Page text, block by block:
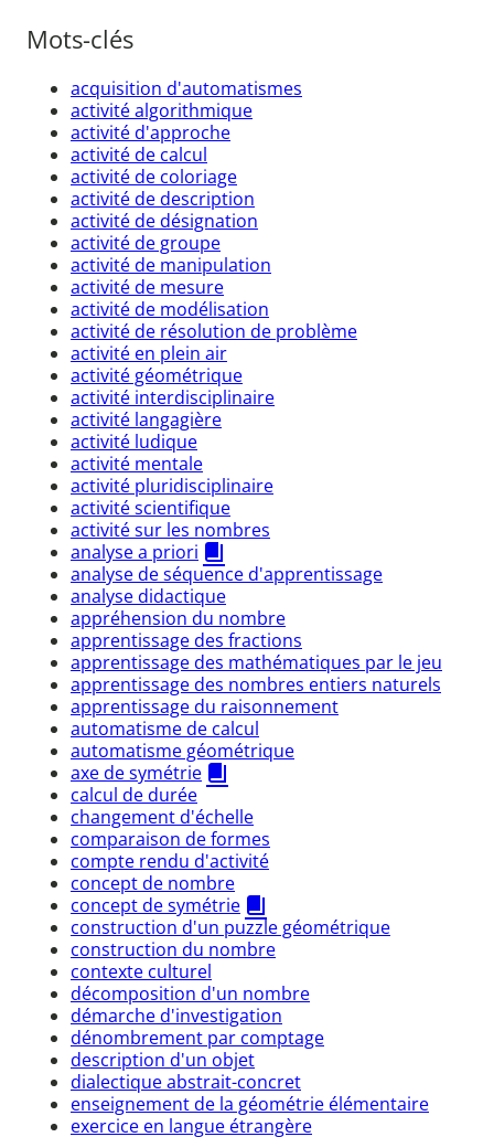
Mots-clés
acquisition d'automatismes
activité algorithmique
activité d'approche
activité de calcul
activité de coloriage
activité de description
activité de désignation
activité de groupe
activité de manipulation
activité de mesure
activité de modélisation
activité de résolution de problème
activité en plein air
activité géométrique
activité interdisciplinaire
activité langagière
activité ludique
activité mentale
activité pluridisciplinaire
activité scientifique
activité sur les nombres
analyse a priori
analyse de séquence d'apprentissage
analyse didactique
appréhension du nombre
apprentissage des fractions
apprentissage des mathématiques par le jeu
apprentissage des nombres entiers naturels
apprentissage du raisonnement
automatisme de calcul
automatisme géométrique
axe de symétrie
calcul de durée
changement d'échelle
comparaison de formes
compte rendu d'activité
concept de nombre
concept de symétrie
construction d'un puzzle géométrique
construction du nombre
contexte culturel
décomposition d'un nombre
démarche d'investigation
dénombrement par comptage
description d'un objet
dialectique abstrait-concret
enseignement de la géométrie élémentaire
exercice en langue étrangère